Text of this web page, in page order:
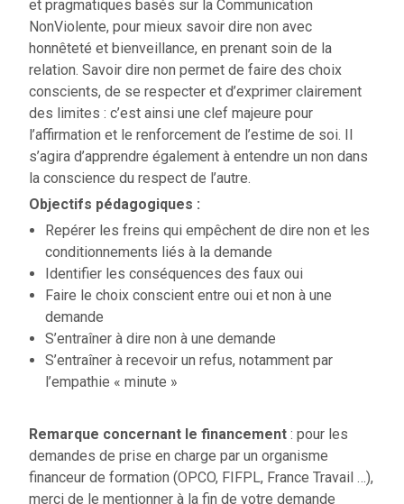
et pragmatiques basés sur la Communication
NonViolente, pour mieux savoir dire non avec
honnêteté et bienveillance, en prenant soin de la
relation. Savoir dire non permet de faire des choix
conscients, de se respecter et d’exprimer clairement
des limites : c’est ainsi une clef majeure pour
l’affirmation et le renforcement de l’estime de soi. Il
s’agira d’apprendre également à entendre un non dans
la conscience du respect de l’autre.
Objectifs pédagogiques :
Repérer les freins qui empêchent de dire non et les
conditionnements liés à la demande
Identifier les conséquences des faux oui
Faire le choix conscient entre oui et non à une
demande
S’entraîner à dire non à une demande
S’entraîner à recevoir un refus, notamment par
l’empathie « minute »
Remarque concernant le financement : pour les
demandes de prise en charge par un organisme
financeur de formation (OPCO, FIFPL, France Travail …),
merci de le mentionner à la fin de votre demande